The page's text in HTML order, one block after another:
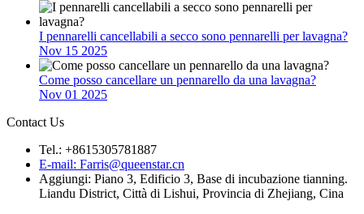
I pennarelli cancellabili a secco sono pennarelli per lavagna?
Nov 15 2025
Come posso cancellare un pennarello da una lavagna?
Nov 01 2025
Contact Us
Tel.: +8615305781887
E-mail: Farris@queenstar.cn
Aggiungi: Piano 3, Edificio 3, Base di incubazione tianning.
Liandu District, Città di Lishui, Provincia di Zhejiang, Cina